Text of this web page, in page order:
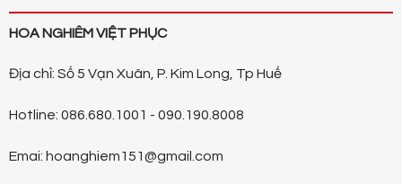
HOA NGHIÊM VIỆT PHỤC
Địa chỉ: Số 5 Vạn Xuân, P. Kim Long, Tp Huế
Hotline: 086.680.1001 - 090.190.8008
Emai: hoanghiem151@gmail.com